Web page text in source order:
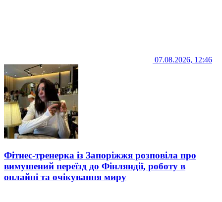
07.08.2026, 12:46
Фітнес-тренерка із Запоріжжя розповіла про
вимушений переїзд до Фінляндії, роботу в
онлайні та очікування миру